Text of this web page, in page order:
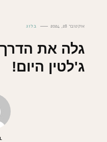
אוקטובר 28, 2024 בלוג
גלה את הדרך
ג'לטין היום!